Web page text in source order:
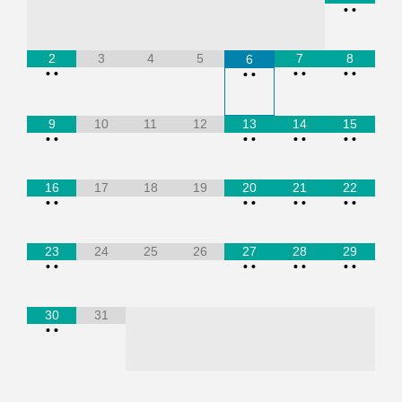
• •
2
• •
3 4 5
6
• •
7
• •
8
• •
9
• •
10 11 12
13
• •
14
• •
15
• •
16
• •
17 18 19
20
• •
21
• •
22
• •
23
• •
24 25 26
27
• •
28
• •
29
• •
30
• •
31